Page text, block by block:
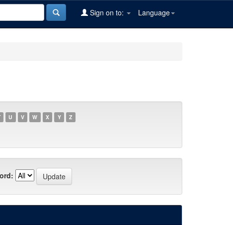
Language
Sign on to:
U V W X Y Z